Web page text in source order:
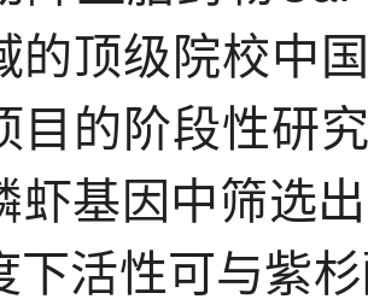
的顶级院校中
目的阶段性研
虾基因中筛选
下活性可与紫